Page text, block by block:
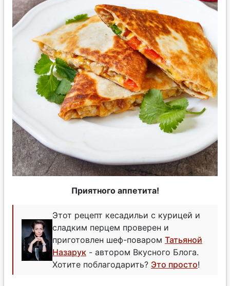
Приятного аппетита!
Этот рецепт кесадильи с курицей и
сладким перцем проверен и
приготовлен шеф-поваром Татьяной
Назарук - автором Вкусного Блога.
Хотите поблагодарить? Это просто!